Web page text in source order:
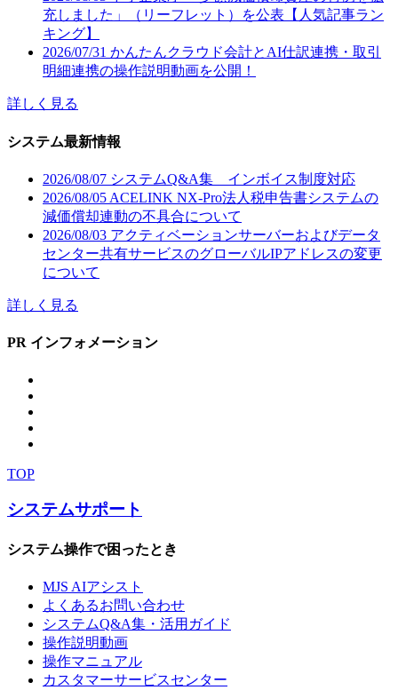
充しました」（リーフレット）を公表【人気記事ラン
キング】
2026/07/31 かんたんクラウド会計とAI仕訳連携・取引
明細連携の操作説明動画を公開！
詳しく見る
システム最新情報
2026/08/07 システムQ&A集 インボイス制度対応
2026/08/05 ACELINK NX-Pro法人税申告書システムの
減価償却連動の不具合について
2026/08/03 アクティベーションサーバーおよびデータ
センター共有サービスのグローバルIPアドレスの変更
について
詳しく見る
PR インフォメーション
TOP
システムサポート
システム操作で困ったとき
MJS AIアシスト
よくあるお問い合わせ
システムQ&A集・活用ガイド
操作説明動画
操作マニュアル
カスタマーサービスセンター